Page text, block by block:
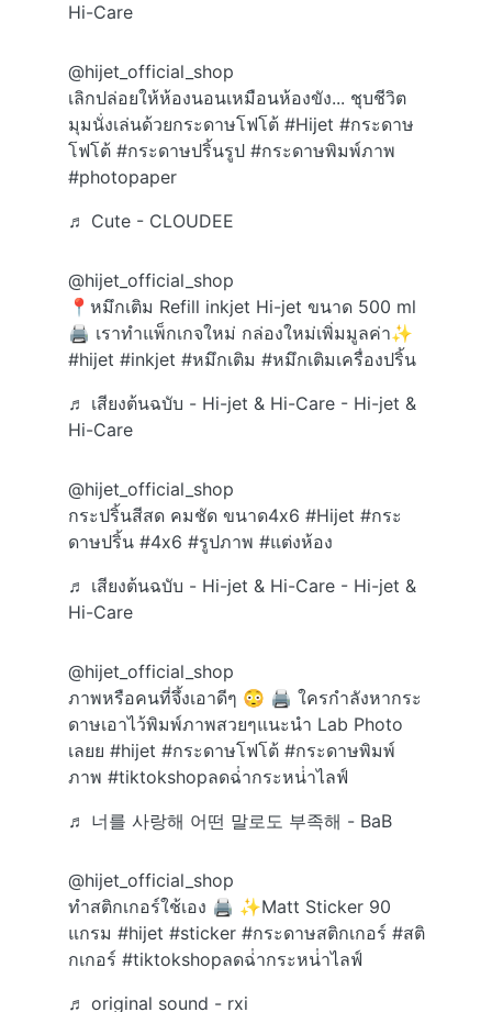
Hi-Care
@hijet_official_shop
เลิกปล่อยให้ห้องนอนเหมือนห้องขัง... ชุบชีวิต
มุมนั่งเล่นด้วยกระดาษโฟโต้ #Hijet #กระดาษ
โฟโต้ #กระดาษปริ้นรูป #กระดาษพิมพ์ภาพ
#photopaper
♬ Cute - CLOUDEE
@hijet_official_shop
📍หมึกเติม Refill inkjet Hi-jet ขนาด 500 ml
🖨️ เราทําแพ็กเกจใหม่ กล่องใหม่เพิ่มมูลค่า✨
#hijet #inkjet #หมึกเติม #หมึกเติมเครื่องปริ้น
♬ เสียงต้นฉบับ - Hi-jet & Hi-Care - Hi-jet &
Hi-Care
@hijet_official_shop
กระปริ้นสีสด คมชัด ขนาด4x6 #Hijet #กระ
ดาษปริ้น #4x6 #รูปภาพ #แต่งห้อง
♬ เสียงต้นฉบับ - Hi-jet & Hi-Care - Hi-jet &
Hi-Care
@hijet_official_shop
ภาพหรือคนที่จึ้งเอาดีๆ 😳 🖨️ ใครกำลังหากระ
ดาษเอาไว้พิมพ์ภาพสวยๆแนะนำ Lab Photo
เลยย #hijet #กระดาษโฟโต้ #กระดาษพิมพ์
ภาพ #tiktokshopลดฉ่ํากระหน่ําไลฟ์
♬ 너를 사랑해 어떤 말로도 부족해 - BaB
@hijet_official_shop
ทำสติกเกอร์ใช้เอง 🖨️ ✨Matt Sticker 90
แกรม #hijet #sticker #กระดาษสติกเกอร์ #สติ
กเกอร์ #tiktokshopลดฉ่ํากระหน่ําไลฟ์
♬ original sound - rxi